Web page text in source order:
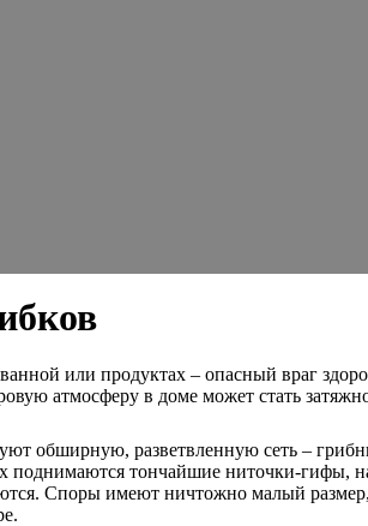
или продуктах – опасный враг
атмосферу в доме может стать
обширную, разветвленную сеть –
поднимаются тончайшие ниточки-гифы,
Споры имеют ничтожно малый